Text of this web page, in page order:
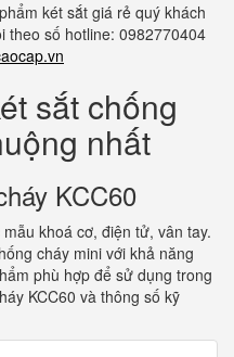
két sắt giá rẻ quý khách
theo số hotline: 0982770404
sắt chống
nhất
KCC60
khoá cơ, điện tử, vân tay.
cháy mini với khả năng
phù hợp để sử dụng trong
KCC60 và thông số kỹ